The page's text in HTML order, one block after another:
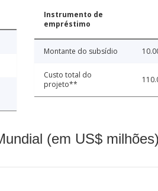
Instrumento de
empréstimo
Montante do subsídio
Custo total do
projeto**
(em US$